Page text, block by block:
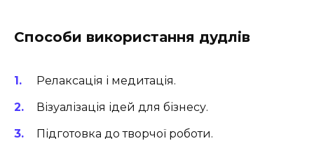
Способи використання дудлів
Релаксація і медитація.
Візуалізація ідей для бізнесу.
Підготовка до творчої роботи.